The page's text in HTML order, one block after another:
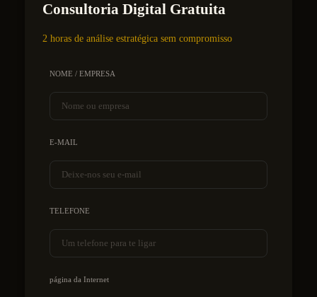
Consultoria Digital Gratuita
2 horas de análise estratégica sem compromisso
NOME / EMPRESA
E-MAIL
TELEFONE
página da Internet